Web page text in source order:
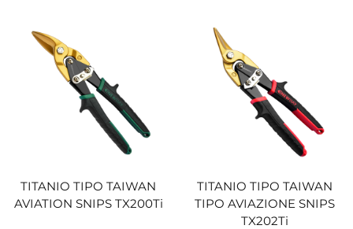
TITANIO TIPO TAIWAN
AVIATION SNIPS TX200Ti
TITANIO TIPO TAIWAN
TIPO AVIAZIONE SNIPS
TX202Ti